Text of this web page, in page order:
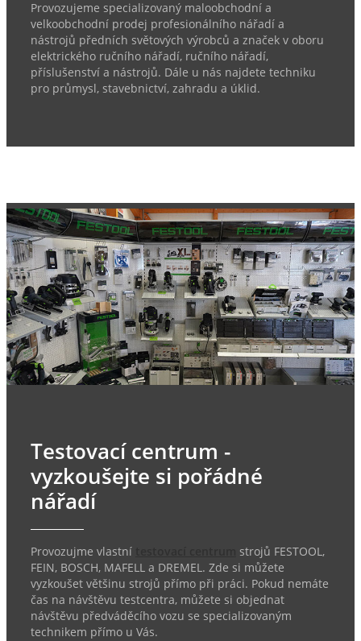
Provozujeme specializovaný maloobchodní a
velkoobchodní prodej profesionálního nářadí a
nástrojů předních světových výrobců a značek v oboru
elektrického ručního nářadí, ručního nářadí,
příslušenství a nástrojů. Dále u nás najdete techniku
pro průmysl, stavebnictví, zahradu a úklid.
Testovací centrum -
vyzkoušejte si pořádné
nářadí
Provozujme vlastní
strojů FESTOOL,
FEIN, BOSCH, MAFELL a DREMEL. Zde si můžete
vyzkoušet většinu strojů přímo při práci. Pokud nemáte
čas na návštěvu testcentra, můžete si objednat
návštěvu předváděcího vozu se specializovaným
technikem přímo u Vás.